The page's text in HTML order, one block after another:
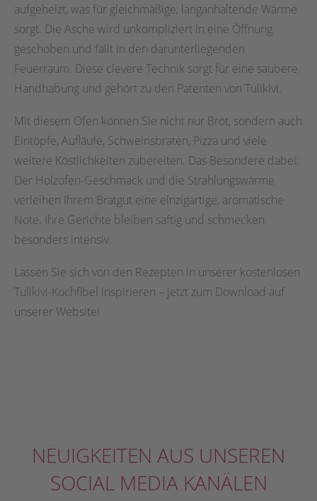
aufgeheizt, was für gleichmäßige, langanhaltende Wärme
sorgt. Die Asche wird unkompliziert in eine Öffnung
geschoben und fällt in den darunterliegenden
Feuerraum. Diese clevere Technik sorgt für eine saubere
Handhabung und gehört zu den Patenten von Tulikivi.
Mit diesem Ofen können Sie nicht nur Brot, sondern auch
Eintöpfe, Aufläufe, Schweinsbraten, Pizza und viele
weitere Köstlichkeiten zubereiten. Das Besondere dabei:
Der Holzofen-Geschmack und die Strahlungswärme
verleihen Ihrem Bratgut eine einzigartige, aromatische
Note. Ihre Gerichte bleiben saftig und schmecken
besonders intensiv.
Lassen Sie sich von den Rezepten in unserer kostenlosen
Tulikivi-Kochfibel inspirieren – jetzt zum Download auf
unserer Website!
NEUIGKEITEN AUS UNSEREN
SOCIAL MEDIA KANÄLEN